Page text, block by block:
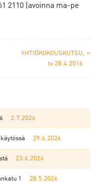
2110 (avoinna ma-pe
YHTIÖKOKOUSKUTSU,
to 28.4.2016
»
2.7.2026
29.6.2026
23.6.2026
1 28.5.2026